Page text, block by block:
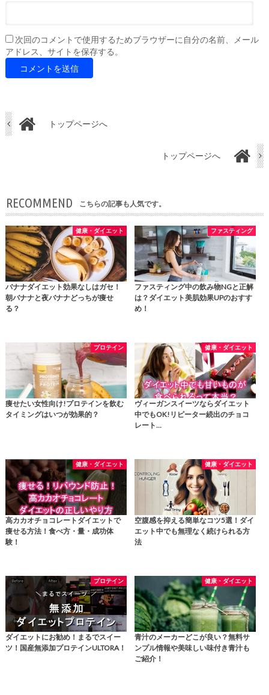
次回のコメントで使用するためブラウザーに自分の名前、メール
アドレス、サイトを保存する。
トップページへ
トップページへ
RECOMMEND こちらの記事も人気です。
健康・ダイエット
バナナダイエット効果なしはガセ！
朝バナナと夜バナナどっちが痩せ
る？
ファスティング
ファスティング中の飲み物NGと正解
は？ダイエット美肌効果UPのおすす
め！
プロテイン
痩せたい女性向け!プロテインを飲む
タイミングはいつが効果的？
健康・ダイエット
ヴィーガンスイーツならダイエット
中でもOK!リピーター続出のチョコ
レート…
健康・ダイエット
高カカオチョコレートダイエットで
痩せる方法！食べ方・量・成功体
験！
健康・ダイエット
空腹感を抑える簡単なコツ5選！ダイ
エット中でも無理なく続けられる方
法
プロテイン
ダイエットにお勧め！まるでスイー
ツ！国産無添加プロテインULTORA！
健康・ダイエット
青汁のメーカーどこが良い？無料サ
ンプル情報や美味しい味付き青汁も
ご紹介！